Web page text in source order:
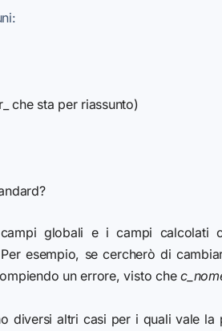
che sta per riassunto)
globali e i campi calcolati
Per esempio, se cercherò di
un errore, visto che
diversi altri casi per i quali vale la